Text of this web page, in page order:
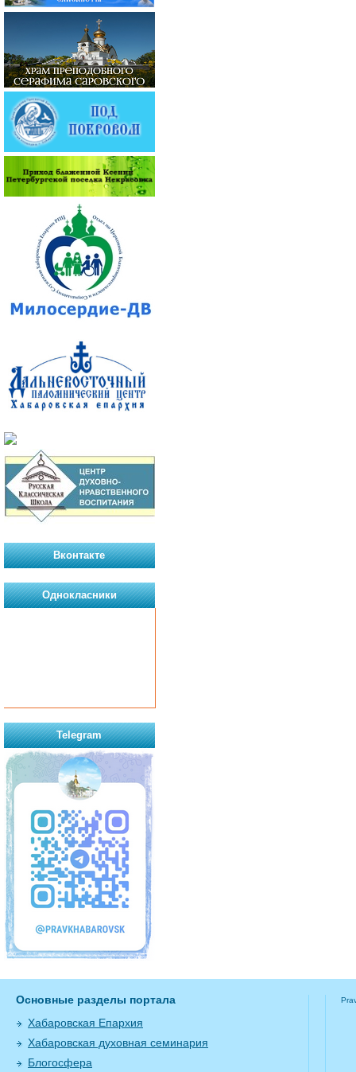
Вконтакте
Однокласники
Telegram
Основные разделы портала
Хабаровская Епархия
Хабаровская духовная семинария
Блогосфера